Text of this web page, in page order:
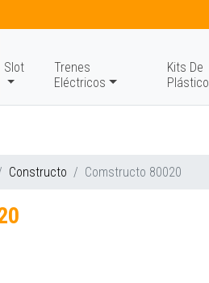
Slot
Trenes
Eléctricos
Kits De
Plástico
Constructo Comstructo 80020